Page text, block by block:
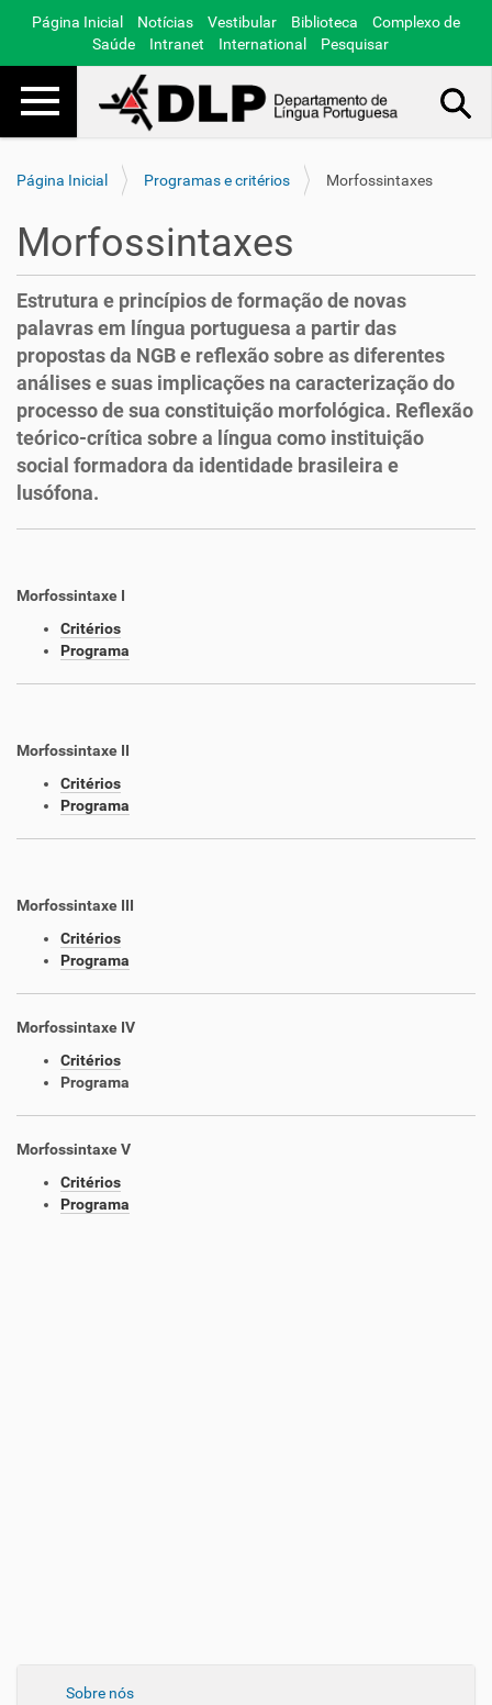
Página Inicial Notícias Vestibular Biblioteca
Complexo de
Saúde
Intranet International Pesquisar
Toggle navigation
Página Inicial
Programas e critérios Morfossintaxes
Sobre nós
Morfossintaxes
Estrutura e princípios de formação de novas
palavras em língua portuguesa a partir das
propostas da NGB e reflexão sobre as diferentes
análises e suas implicações na caracterização do
processo de sua constituição morfológica. Reflexão
teórico-crítica sobre a língua como instituição
social formadora da identidade brasileira e
lusófona.
Morfossintaxe I
Critérios
Programa
Morfossintaxe II
Critérios
Programa
Morfossintaxe III
Critérios
Programa
Morfossintaxe IV
Critérios
Programa
Morfossintaxe V
Critérios
Programa